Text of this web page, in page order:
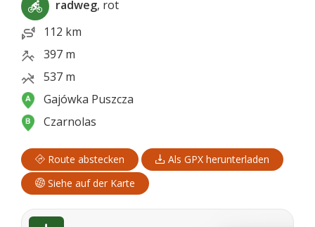
radweg, rot
112 km
397 m
537 m
Gajówka Puszcza
Czarnolas
Route abstecken
Als GPX herunterladen
Siehe auf der Karte